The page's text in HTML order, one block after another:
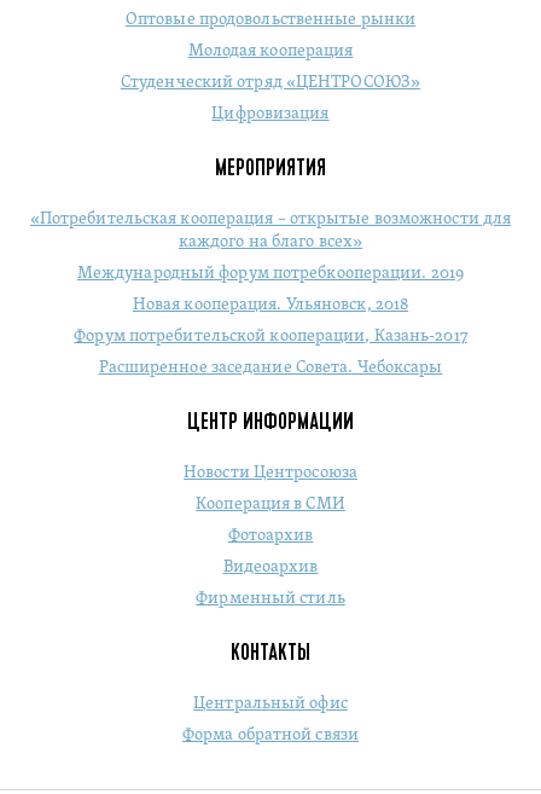
Оптовые продовольственные рынки
Молодая кооперация
Студенческий отряд «ЦЕНТРОСОЮЗ»
Цифровизация
МЕРОПРИЯТИЯ
«Потребительская кооперация – открытые возможности для
каждого на благо всех»
Международный форум потребкооперации. 2019
Новая кооперация. Ульяновск, 2018
Форум потребительской кооперации, Казань-2017
Расширенное заседание Совета. Чебоксары
ЦЕНТР ИНФОРМАЦИИ
Новости Центросоюза
Кооперация в СМИ
Фотоархив
Видеоархив
Фирменный стиль
КОНТАКТЫ
Центральный офис
Форма обратной связи